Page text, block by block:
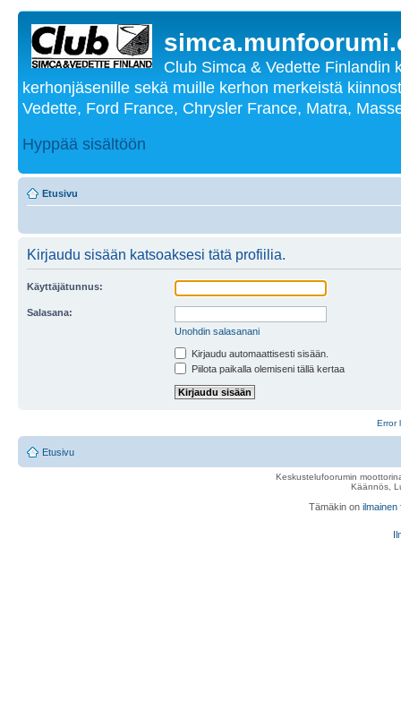
Club Simca & Vedette Finlandin
kerhonjäsenille sekä muille kerhon merkeistä
Vedette, Ford France, Chrysler France, Matra,
Hyppää sisältöön
Etusivu
Kirjaudu sisään katsoaksesi tätä profiilia.
Käyttäjätunnus:
Salasana:
Unohdin salasanani
Kirjaudu automaattisesti sisään.
Piilota paikalla olemiseni tällä kertaa
Error
Etusivu
Keskustelufoorumin
Käännös,
Tämäkin on ilmainen